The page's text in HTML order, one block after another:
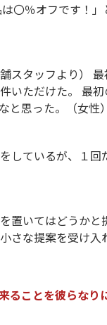
〇％オフです！
スタッフより）
いただけた。 最
思った。（女性）
しているが、１回
置いてはどうか
な提案を受け入
ことを彼らなり